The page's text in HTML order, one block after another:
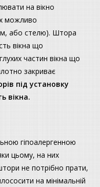
на вікно
можливо
або стелю). Штора
вікна що
частин вікна що
закриває
під установку
вікна.
гіпоалергенною
цьому, на них
не потрібно прати,
на мінімальній